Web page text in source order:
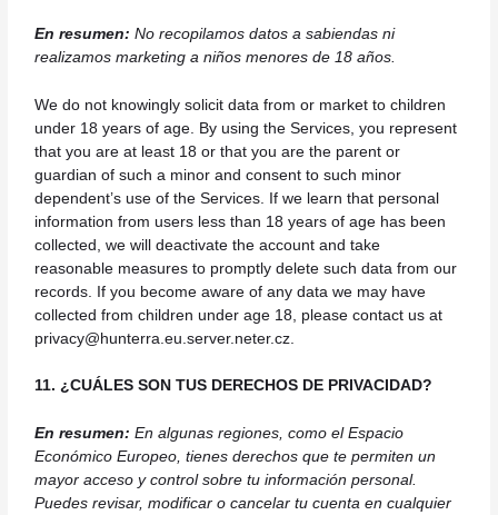
En resumen: No recopilamos datos a sabiendas ni
realizamos marketing a niños menores de 18 años.
We do not knowingly solicit data from or market to children
under 18 years of age. By using the Services, you represent
that you are at least 18 or that you are the parent or
guardian of such a minor and consent to such minor
dependent’s use of the Services. If we learn that personal
information from users less than 18 years of age has been
collected, we will deactivate the account and take
reasonable measures to promptly delete such data from our
records. If you become aware of any data we may have
collected from children under age 18, please contact us at
privacy@hunterra.eu.server.neter.cz
11. ¿CUÁLES SON TUS DERECHOS DE PRIVACIDAD?
En resumen: En algunas regiones, como el Espacio
Económico Europeo, tienes derechos que te permiten un
mayor acceso y control sobre tu información personal.
Puedes revisar, modificar o cancelar tu cuenta en cualquier